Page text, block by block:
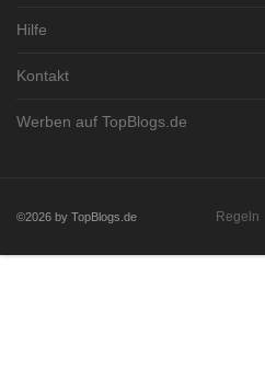
Hilfe
Kontakt
Werben auf TopBlogs.de
©2026 by TopBlogs.de Regeln